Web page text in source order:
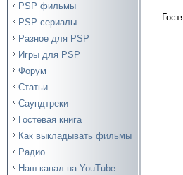
PSP фильмы
PSP сериалы
Разное для PSP
Игры для PSP
Форум
Статьи
Саундтреки
Гостевая книга
Как выкладывать фильмы
Радио
Наш канал на YouTube